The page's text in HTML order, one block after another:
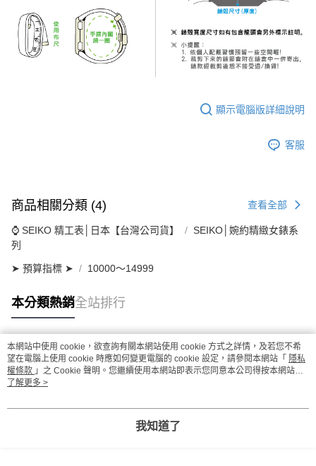
顯示電腦版詳細說明
客服
商品相關分類 (4) 查看全部
⌚ SEIKO 精工表│日本【台灣公司貨】
SEIKO│婉約精緻女錶系
列
➤ 預算指標 ➤ 10000～14999
本分類熱銷全站排行
熱門標籤
本網站中使用 cookie，欲查詢有關本網站使用 cookie 方式之詳情，及若您不希
望在電腦上使用 cookie 時應如何變更電腦的 cookie 設定，請參閱本網站「 隱私
權條款 」之 Cookie 聲明。您繼續使用本網站即表示您同意本公司得按本網站使
用條款之 Cookie 聲明使用 cookie。
了解更多 >
我知道了